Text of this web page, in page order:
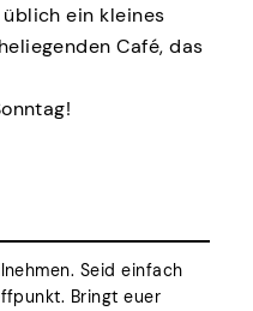
ein kleines
Café, das
Seid einfach
Bringt euer